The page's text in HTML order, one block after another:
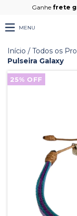
Ganhe frete
MENU
Início / Todos os
Pulseira Galaxy
25% OFF